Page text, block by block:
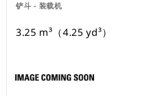
铲斗 - 装载机
3.25 m³（4.25 yd³）